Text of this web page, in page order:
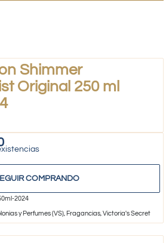
Shimmer
Original 250 ml
COMPRANDO
2024
y Perfumes (VS), Fragancias,Victoria's Secret